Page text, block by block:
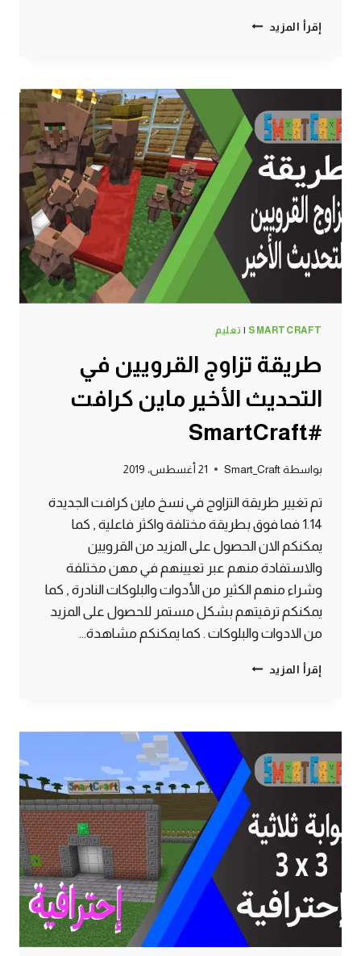
إقرأ المزيد طريقة
بشكل
تلقائي
وجنوني
ماين
كرافت
#SMARTCRAFT
SMARTCRAFT
| تعليم
طريقة تزاوج القرويين في
التحديث الأخير ماين كرافت
#SmartCraft
بواسطة Smart_Craft 21 أغسطس، 2019
تم تغيير طريقة التزاوج في نسخ ماين كرافت الجديدة
1.14 فما فوق بطريقة مختلفة واكثر فاعلية , كما
يمكنكم الان الحصول على المزيد من القرويين
والاستفادة منهم عبر تعيينهم في مهن مختلفة
وشراء منهم الكثير من الأدوات والبلوكات النادرة , كما
يمكنكم ترقيتهم بشكل مستمر للحصول على المزيد
من الادوات والبلوكات . كما يمكنكم مشاهدة…
إقرأ المزيد طريقة
التحديث
الأخير
ماين
كرافت